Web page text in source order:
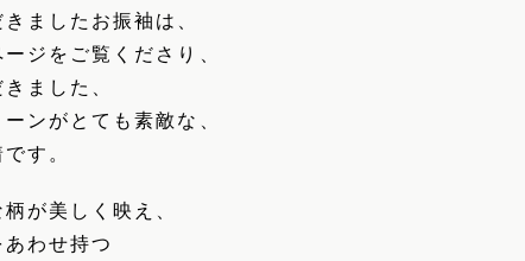
ましたお振袖は、
ジをご覧くださり、
ました、
ンがとても素敵な、
す。
が美しく映え、
あわせ持つ